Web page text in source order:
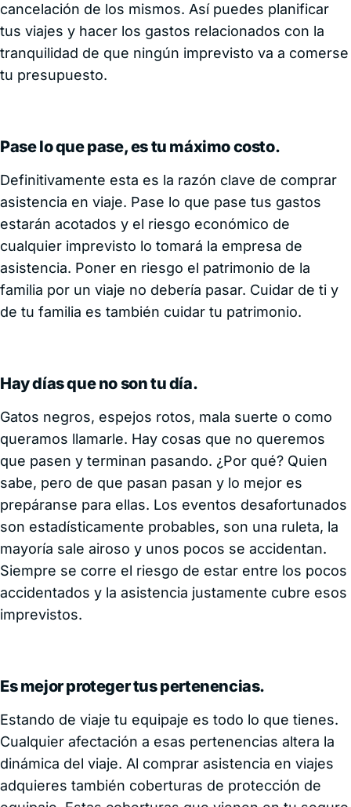
cancelación de los mismos. Así puedes planificar
tus viajes y hacer los gastos relacionados con la
tranquilidad de que ningún imprevisto va a comerse
tu presupuesto.
Pase lo que pase, es tu máximo costo.
Definitivamente esta es la razón clave de comprar
asistencia en viaje. Pase lo que pase tus gastos
estarán acotados y el riesgo económico de
cualquier imprevisto lo tomará la empresa de
asistencia. Poner en riesgo el patrimonio de la
familia por un viaje no debería pasar. Cuidar de ti y
de tu familia es también cuidar tu patrimonio.
Hay días que no son tu día.
Gatos negros, espejos rotos, mala suerte o como
queramos llamarle. Hay cosas que no queremos
que pasen y terminan pasando. ¿Por qué? Quien
sabe, pero de que pasan pasan y lo mejor es
prepáranse para ellas. Los eventos desafortunados
son estadísticamente probables, son una ruleta, la
mayoría sale airoso y unos pocos se accidentan.
Siempre se corre el riesgo de estar entre los pocos
accidentados y la asistencia justamente cubre esos
imprevistos.
Es mejor proteger tus pertenencias.
Estando de viaje tu equipaje es todo lo que tienes.
Cualquier afectación a esas pertenencias altera la
dinámica del viaje. Al comprar asistencia en viajes
adquieres también coberturas de protección de